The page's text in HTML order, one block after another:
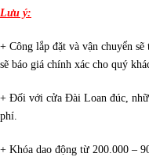
Lưu ý:
+ Công lắp đặt và vận chuyển
sẽ báo giá chính xác cho quý
+ Đối với cửa Đài Loan đúc,
phí.
+ Khóa dao động từ 200.000 –